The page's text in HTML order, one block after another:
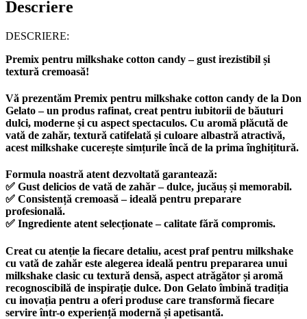
Descriere
DESCRIERE:
Premix pentru milkshake cotton candy – gust irezistibil și
textură cremoasă!
Vă prezentăm Premix pentru milkshake cotton candy de la Don
Gelato– un produs rafinat, creat pentru iubitorii de băuturi
dulci, moderne și cu aspect spectaculos. Cu aromă plăcută de
vată de zahăr, textură catifelată și culoare albastră atractivă,
acest milkshake cucerește simțurile încă de la prima înghițitură.
Formula noastră atent dezvoltată garantează:
✅ Gust delicios de vată de zahăr– dulce, jucăuș și memorabil.
✅ Consistență cremoasă– ideală pentru preparare
profesională.
✅ Ingrediente atent selecționate– calitate fără compromis.
Creat cu atenție la fiecare detaliu, acest praf pentru milkshake
cu vată de zahăr este alegerea ideală pentru prepararea unui
milkshake clasic cu textură densă, aspect atrăgător și aromă
recognoscibilă de inspirație dulce. Don Gelatoîmbină tradiția
cu inovația pentru a oferi produse care transformă fiecare
servire într-o experiență modernă și apetisantă.